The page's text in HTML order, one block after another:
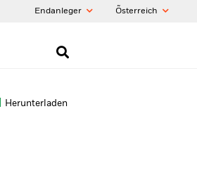
Endanleger Õsterreich
Herunterladen